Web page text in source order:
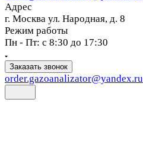
Адрес
г. Москва ул. Народная, д. 8
Режим работы
Пн - Пт: с 8:30 до 17:30
Заказать звонок
order.gazoanalizator@yandex.ru